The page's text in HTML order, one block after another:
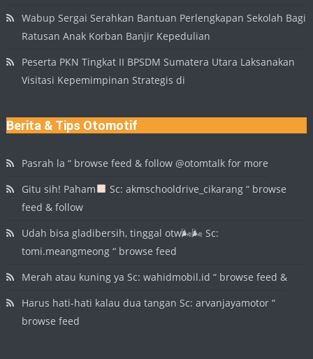
Wabup Sergai Serahkan Bantuan Perlengkapan Sekolah Bagi
Ratusan Anak Korban Banjir Kepedulian
Peserta PKN Tingkat II BPSDM Sumatera Utara Laksanakan
Visitasi Kepemimpinan Strategis di
Berita & Tips Otomotif
Pasrah la “ browse feed & follow @otomtalk for more
Gitu sih! Paham
Sc: akmschooldrive_cikarang “ browse
feed & follow
Udah bisa gladibersih, tinggal otw🌬🌬 Sc:
tomi.meangmeong “ browse feed
Merah atau kuning ya Sc: wahidmobil.id “ browse feed &
Harus hati-hati kalau dua tangan Sc: arvanjayamotor “
browse feed